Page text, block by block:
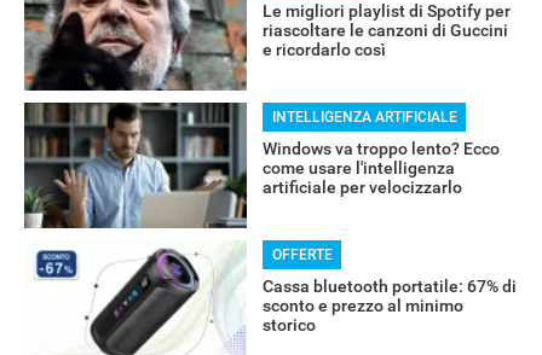
RECENSIONI
Le migliori playlist di Spotify per
riascoltare le canzoni di Guccini
e ricordarlo così
INTELLIGENZA ARTIFICIALE
Windows va troppo lento? Ecco
come usare l'intelligenza
artificiale per velocizzarlo
OFFERTE
Cassa bluetooth portatile: 67% di
sconto e prezzo al minimo
storico